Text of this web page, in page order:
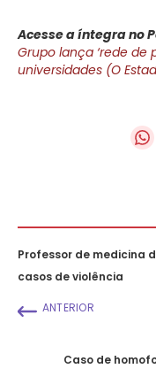
Acesse a íntegra no
Grupo lança ‘rede de
universidades (O
Professor de medicina
casos de violência
ANTERIOR
Caso de